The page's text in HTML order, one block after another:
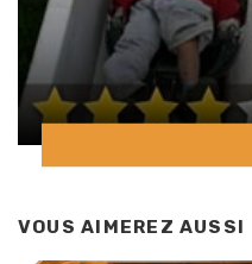
VOUS AIMEREZ AUSSI